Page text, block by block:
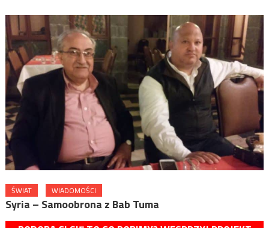
ŚWIAT WIADOMOŚCI
Syria – Samoobrona z Bab Tuma